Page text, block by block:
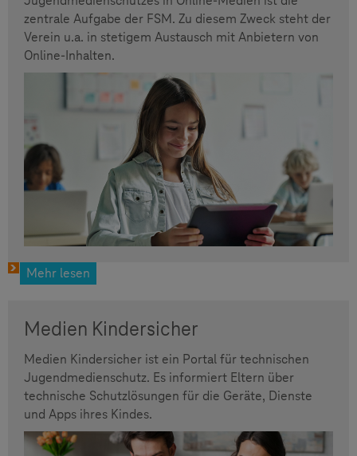
zentrale Aufgabe der FSM. Zu diesem Zweck steht der
Verein u.a. in stetigem Austausch mit Anbietern von
Online-Inhalten.
Mehr lesen
Medien Kindersicher
Medien Kindersicher ist ein Portal für technischen
Jugendmedienschutz. Es informiert Eltern über
technische Schutzlösungen für die Geräte, Dienste
und Apps ihres Kindes.